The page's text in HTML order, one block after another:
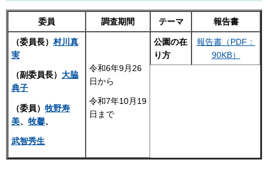
委員 調査期間 テーマ 報告書
（委員長） 村川真
実
（副委員長） 大脇
典子
（委員） 牧野寿
美、 牧馨、
武智秀生
令和6年9月26
日から
令和7年10月19
日まで
公園の在
り方
報告書（PDF：
90KB）